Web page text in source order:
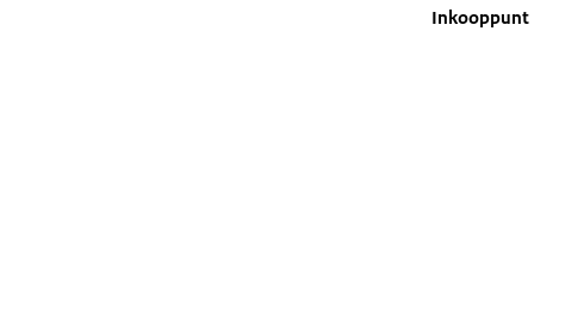
Inkooppunt